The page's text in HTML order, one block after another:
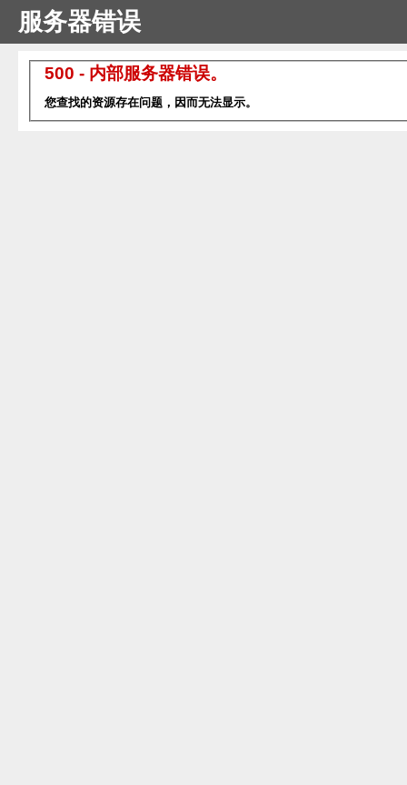
服务器错误
500 - 内部服务器错误。
您查找的资源存在问题，因而无法显示。